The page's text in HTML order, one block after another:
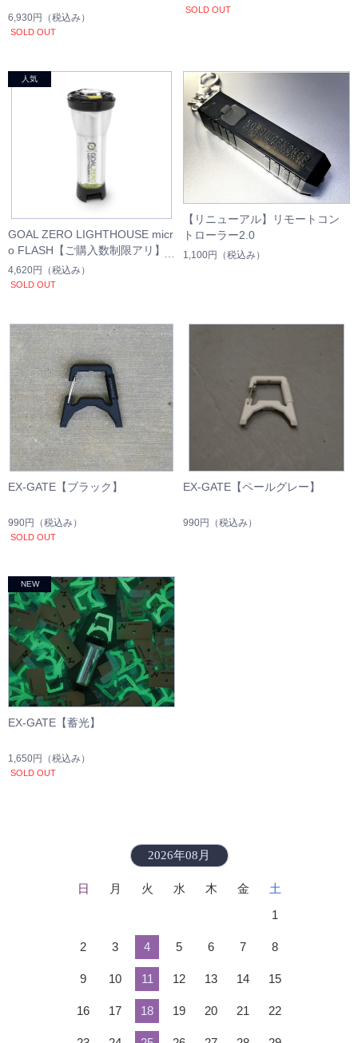
6,930円 （税込み）
SOLD OUT
SOLD OUT
GOAL ZERO LIGHTHOUSE micr
o FLASH【ご購入数制限アリ】
4,620円 （税込み）
SOLD OUT
【リニューアル】リモートコン
トローラー2.0
1,100円 （税込み）
EX-GATE【ブラック】
990円 （税込み）
SOLD OUT
EX-GATE【ペールグレー】
990円 （税込み）
EX-GATE【蓄光】
1,650円 （税込み）
SOLD OUT
2026年08月
日 月 火 水 木 金
土
1
2 3 4 5 6 7 8
9 10 11 12 13 14 15
16 17 18 19 20 21 22